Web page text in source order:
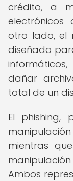
crédito, a
electrónicos
otro lado, el
diseñado
dañar
total de un
El
mientras
Ambos